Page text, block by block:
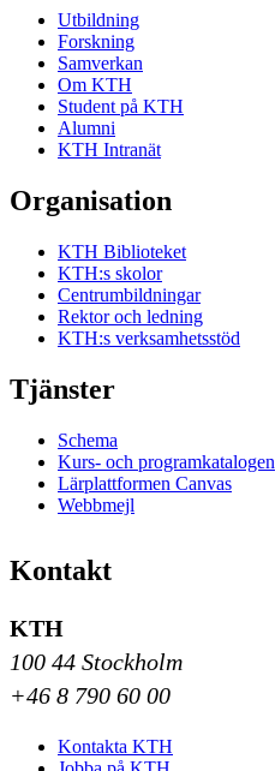
Utbildning
Forskning
Samverkan
Om KTH
Student på KTH
Alumni
KTH Intranät
Organisation
KTH Biblioteket
KTH:s skolor
Centrumbildningar
Rektor och ledning
KTH:s verksamhetsstöd
Tjänster
Schema
Kurs- och programkatalogen
Lärplattformen Canvas
Webbmejl
Kontakt
KTH
100 44 Stockholm
+46 8 790 60 00
Kontakta KTH